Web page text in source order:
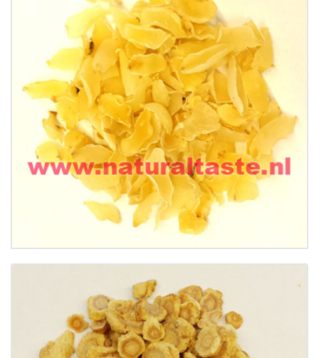
BAI HE • Bulbus Lilii
€11.50
BEI SHA SHEN (DUAN) • Radix Glehniae